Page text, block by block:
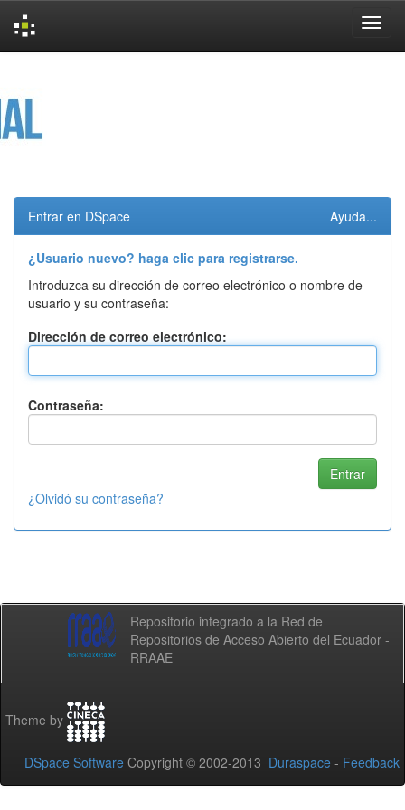
Entrar en DSpace Ayuda...
¿Usuario nuevo? haga clic para registrarse.
Introduzca su dirección de correo electrónico o nombre de
usuario y su contraseña:
Dirección de correo electrónico:
Contraseña:
¿Olvidó su contraseña?
Repositorio integrado a la Red de
Repositorios de Acceso Abierto del Ecuador -
RRAAE
Theme by
DSpace Software Copyright © 2002-2013 Duraspace - Feedback